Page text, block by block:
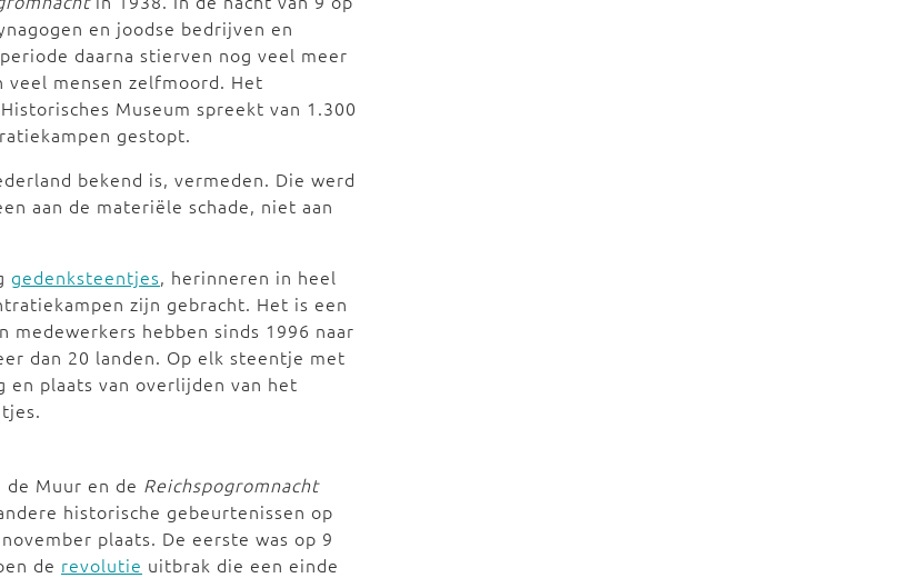
en joodse bedrijven en
daarna stierven nog veel meer
veel mensen zelfmoord. Het
Museum spreekt van 1.300
gestopt.
bekend is, vermeden. Die werd
aan de materiële schade, niet aan
gedenksteentjes, herinneren in heel
zijn gebracht. Het is een
hebben sinds 1996 naar
dan 20 landen. Op elk steentje met
en plaats van overlijden van het
de Muur en de Reichspogromnacht
historische gebeurtenissen op
plaats. De eerste was op 9
de revolutie uitbrak die een einde